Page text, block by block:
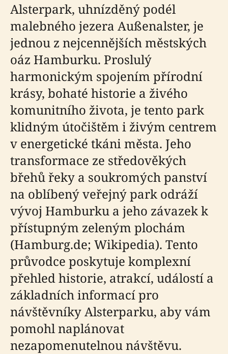
Alsterpark, uhnízděný podél
malebného jezera Außenalster, je
jednou z nejcennějších městských
oáz Hamburku. Proslulý
harmonickým spojením přírodní
krásy, bohaté historie a živého
komunitního života, je tento park
klidným útočištěm i živým centrem
v energetické tkáni města. Jeho
transformace ze středověkých
břehů řeky a soukromých panství
na oblíbený veřejný park odráží
vývoj Hamburku a jeho závazek k
přístupným zeleným plochám
(Hamburg.de; Wikipedia). Tento
průvodce poskytuje komplexní
přehled historie, atrakcí, událostí a
základních informací pro
návštěvníky Alsterparku, aby vám
pomohl naplánovat
nezapomenutelnou návštěvu.